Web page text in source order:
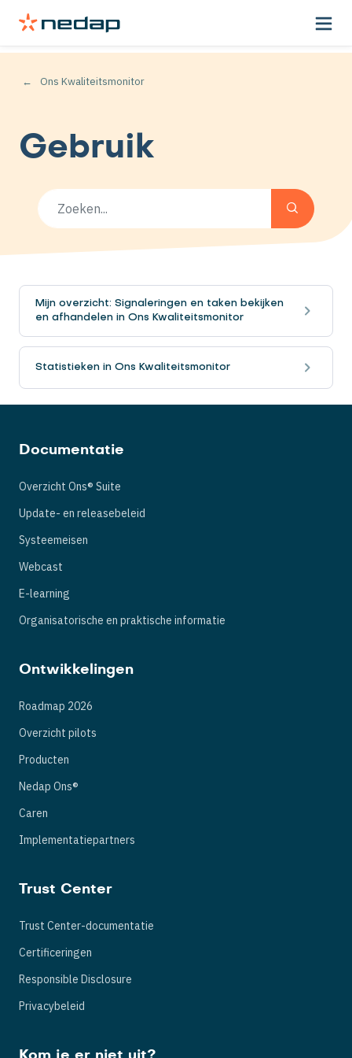
Ons Kwaliteitsmonitor
Gebruik
Mijn overzicht: Signaleringen en taken bekijken
en afhandelen in Ons Kwaliteitsmonitor
Statistieken in Ons Kwaliteitsmonitor
Documentatie
Overzicht Ons® Suite
Update- en releasebeleid
Systeemeisen
Webcast
E-learning
Organisatorische en praktische informatie
Ontwikkelingen
Roadmap 2026
Overzicht pilots
Producten
Nedap Ons®
Caren
Implementatiepartners
Trust Center
Trust Center-documentatie
Certificeringen
Responsible Disclosure
Privacybeleid